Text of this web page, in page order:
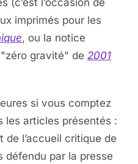
(c’est l’occasion de
imprimés pour les
, ou la notice
gravité" de 2001
si vous comptez
les articles présentés :
de l’accueil critique de
défendu par la presse